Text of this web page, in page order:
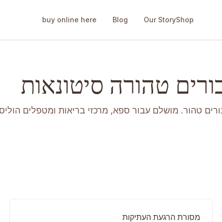
Shop
Our Story
Blog
buy online here
טהורה סיטונאות
מסורת הרגעת העתיקות